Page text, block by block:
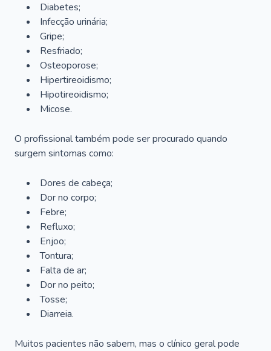
Diabetes;
Infecção urinária;
Gripe;
Resfriado;
Osteoporose;
Hipertireoidismo;
Hipotireoidismo;
Micose.
O profissional também pode ser procurado quando
surgem sintomas como:
Dores de cabeça;
Dor no corpo;
Febre;
Refluxo;
Enjoo;
Tontura;
Falta de ar;
Dor no peito;
Tosse;
Diarreia.
Muitos pacientes não sabem, mas o clínico geral pode